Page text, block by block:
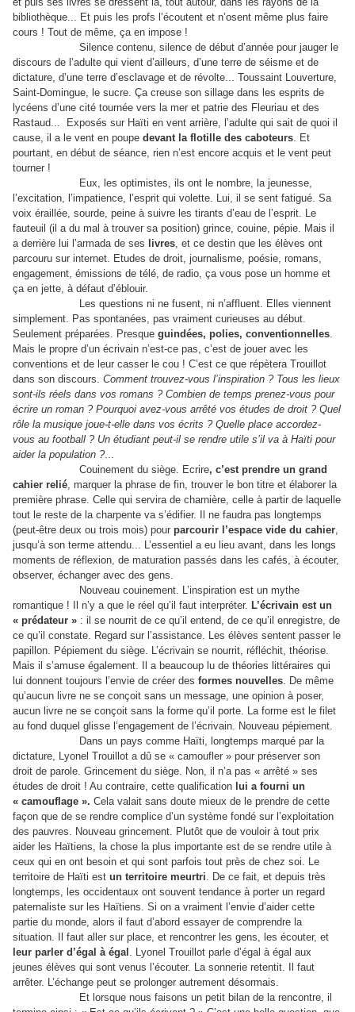
bibliothèque... Et puis les profs l’écoutent et n’osent même plus faire
cours ! Tout de même, ça en impose !
Silence contenu, silence de début d’année pour jauger le
discours de l’adulte qui vient d’ailleurs, d’une terre de séisme et de
dictature, d’une terre d’esclavage et de révolte... Toussaint Louverture,
Saint-Domingue, le sucre. Ça creuse son sillage dans les esprits de
lycéens d’une cité tournée vers la mer et patrie des Fleuriau et des
Rastaud...
Exposés sur Haïti en vent arrière, l’adulte qui sait de quoi il
cause, il a le vent en poupe devant la flotille des caboteurs. Et
pourtant, en début de séance, rien n’est encore acquis et le vent peut
tourner !
Eux, les optimistes, ils ont le nombre, la jeunesse,
l’excitation, l’impatience, l’esprit qui volette. Lui, il se sent fatigué. Sa
voix éraillée, sourde, peine à suivre les tirants d’eau de l’esprit. Le
fauteuil (il a du mal à trouver sa position) grince, couine, pépie. Mais il
a derrière lui l’armada de ses
livres, et ce destin que les élèves ont
parcouru sur internet. Etudes de droit, journalisme, poésie, romans,
engagement, émissions de télé, de radio, ça vous pose un homme et
ça en jette, à défaut d’éblouir.
Les questions ni ne fusent, ni n’affluent. Elles viennent
simplement. Pas spontanées, pas vraiment curieuses au début.
Seulement préparées. Presque guindées, polies, conventionnelles.
Mais le propre d’un écrivain n’est-ce pas, c’est de jouer avec les
conventions et de leur casser le cou ! C’est ce que répètera Trouillot
dans son discours. Comment trouvez-vous l’inspiration ? Tous les lieux
sont-ils réels dans vos romans ? Combien de temps prenez-vous pour
écrire un roman ? Pourquoi avez-vous arrêté vos études de droit ? Quel
rôle la musique joue-t-elle dans vos écrits ? Quelle place accordez-
vous au football ? Un étudiant peut-il se rendre utile s’il va à Haïti pour
aider la population ?...
Couinement du siège. Ecrire, c’est prendre un grand
cahier relié, marquer la phrase de fin, trouver le bon titre et élaborer la
première phrase. Celle qui servira de charnière, celle à partir de laquelle
tout le reste de la charpente va s’édifier. Il ne faudra pas longtemps
(peut-être deux ou trois mois) pour parcourir l’espace vide du cahier,
jusqu’à son terme attendu... L’essentiel a eu lieu avant, dans les longs
moments de réflexion, de maturation passés dans les cafés, à écouter,
observer, échanger avec des gens.
Nouveau couinement. L’inspiration est un mythe
romantique ! Il n’y a que le réel qu’il faut interpréter. L’écrivain est un
« prédateur » : il se nourrit de ce qu’il entend, de ce qu’il enregistre, de
ce qu’il constate. Regard sur l’assistance. Les élèves sentent passer le
papillon. Pépiement du siège. L’écrivain se nourrit, réfléchit, théorise.
Mais il s’amuse également. Il a beaucoup lu de théories littéraires qui
lui donnent toujours l’envie de créer des formes nouvelles. De même
qu’aucun livre ne se conçoit sans un message, une opinion à poser,
aucun livre ne se conçoit sans la forme qu’il porte. La forme est le filet
au fond duquel glisse l’engagement de l’écrivain. Nouveau pépiement.
Dans un pays comme Haïti, longtemps marqué par la
dictature, Lyonel Trouillot a dû se « camoufler » pour préserver son
droit de parole. Grincement du siège. Non, il n’a pas « arrêté » ses
études de droit ! Au contraire, cette qualification lui a fourni un
« camouflage ». Cela valait sans doute mieux de le prendre de cette
façon que de se rendre complice d’un système fondé sur l’exploitation
des pauvres. Nouveau grincement. Plutôt que de vouloir à tout prix
aider les Haïtiens, la chose la plus importante est de se rendre utile à
ceux qui en ont besoin et qui sont parfois tout près de chez soi. Le
territoire de Haïti est un territoire meurtri. De ce fait, et depuis très
longtemps, les occidentaux ont souvent tendance à porter un regard
paternaliste sur les Haïtiens. Si on a vraiment l’envie d’aider cette
partie du monde, alors il faut d’abord essayer de comprendre la
situation. Il faut aller sur place, et rencontrer les gens, les écouter, et
leur parler d’égal à égal . Lyonel Trouillot parle d’égal à égal aux
jeunes élèves qui sont venus l’écouter. La sonnerie retentit. Il faut
arrêter. L’échange peut se prolonger autrement désormais.
Et lorsque nous faisons un petit bilan de la rencontre, il